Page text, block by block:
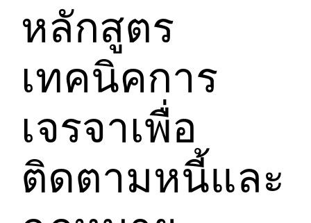
หลักสูตร
เทคนิคการ
เจรจาเพื่อ
ติดตามหนี้และ